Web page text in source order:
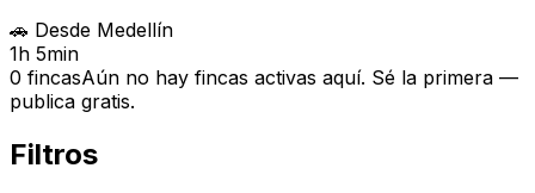
🚗 Desde Medellín
1h 5min
0 fincasAún no hay fincas activas aquí. Sé la primera —
publica gratis.
Filtros